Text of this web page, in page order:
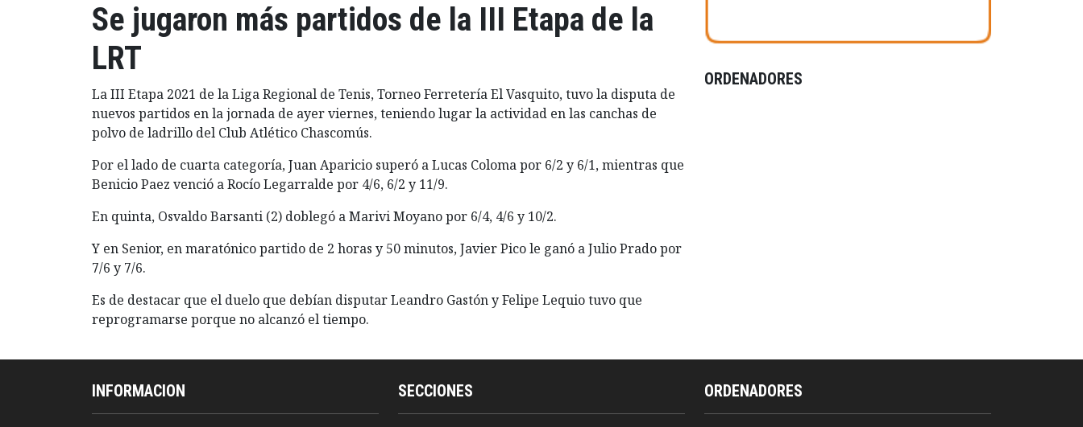
Se jugaron más partidos de la III Etapa de la
LRT
La III Etapa 2021 de la Liga Regional de Tenis, Torneo Ferretería El Vasquito, tuvo la disputa de
nuevos partidos en la jornada de ayer viernes, teniendo lugar la actividad en las canchas de
polvo de ladrillo del Club Atlético Chascomús.
Por el lado de cuarta categoría, Juan Aparicio superó a Lucas Coloma por 6/2 y 6/1, mientras que
Benicio Paez venció a Rocío Legarralde por 4/6, 6/2 y 11/9.
En quinta, Osvaldo Barsanti (2) doblegó a Marivi Moyano por 6/4, 4/6 y 10/2.
Y en Senior, en maratónico partido de 2 horas y 50 minutos, Javier Pico le ganó a Julio Prado por
7/6 y 7/6.
Es de destacar que el duelo que debían disputar Leandro Gastón y Felipe Lequio tuvo que
reprogramarse porque no alcanzó el tiempo.
ORDENADORES
INFORMACION SECCIONES ORDENADORES